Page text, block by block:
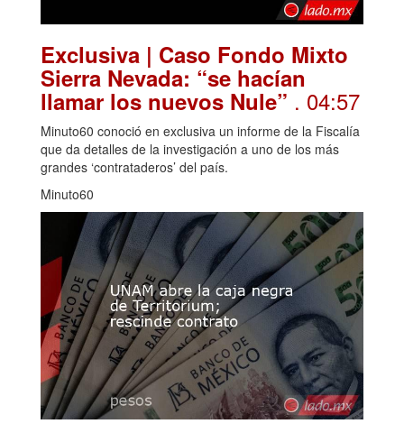
Exclusiva | Caso Fondo Mixto
Sierra Nevada: “se hacían
llamar los nuevos Nule” . 04:57
Minuto60 conoció en exclusiva un informe de la Fiscalía
que da detalles de la investigación a uno de los más
grandes ‘contrataderos’ del país.
Minuto60